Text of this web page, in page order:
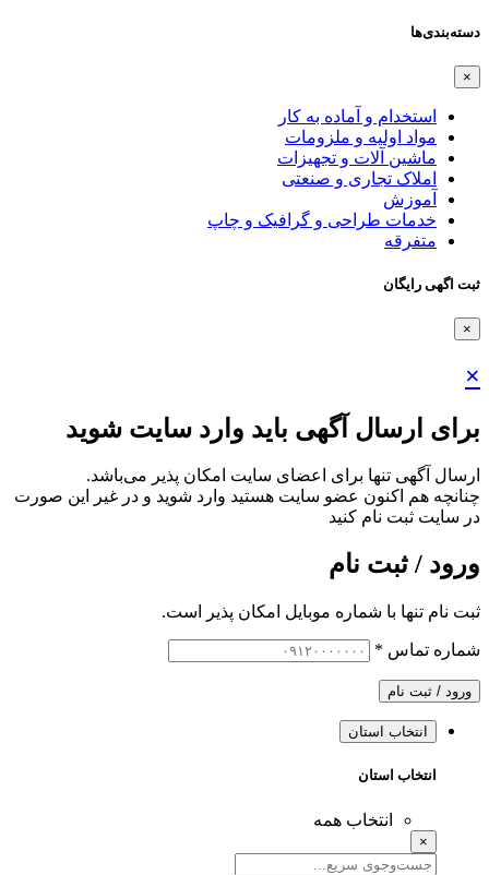
دسته‌بندی‌ها
×
استخدام و آماده به کار
مواد اولیه و ملزومات
ماشین آلات و تجهیزات
املاک تجاری و صنعتی
آموزش
خدمات طراحی و گرافیک و چاپ
متفرقه
ثبت اگهی رایگان
×
×
برای ارسال آگهی باید وارد سایت شوید
ارسال آگهی تنها برای اعضای سایت امکان پذیر می‌باشد.
چنانچه هم‌ اکنون عضو سایت هستید وارد شوید و در غیر این صورت
در سایت ثبت نام کنید
ورود / ثبت نام
ثبت نام تنها با شماره موبایل امکان پذیر است.
شماره تماس *
ورود / ثبت نام
انتخاب استان
انتخاب استان
انتخاب همه
×